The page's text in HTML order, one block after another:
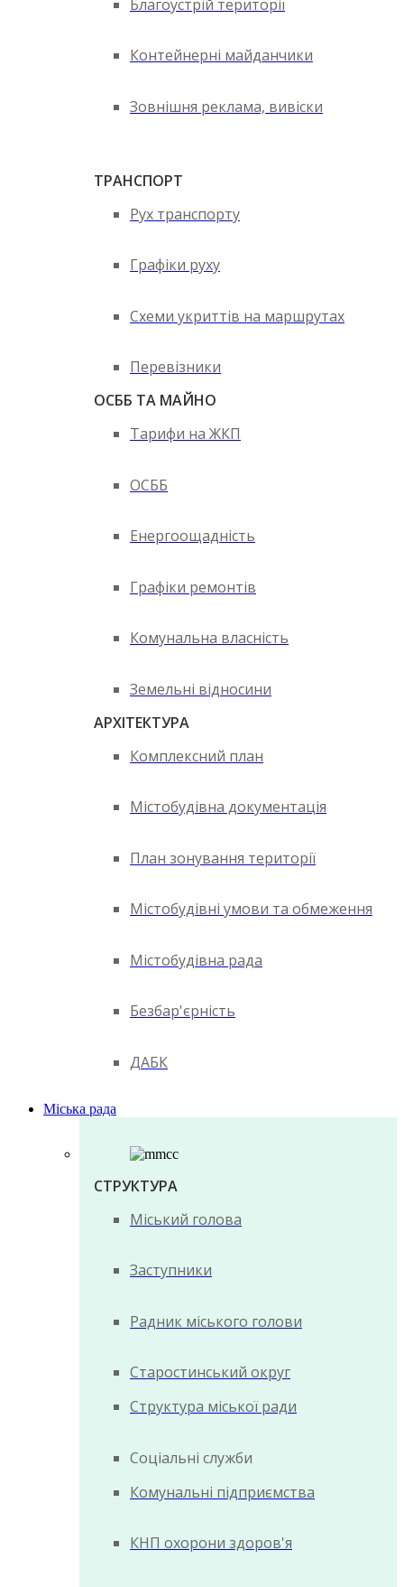
Благоустрій території
Контейнерні майданчики
Зовнішня реклама, вивіски
ТРАНСПОРТ
Рух транспорту
Графіки руху
Схеми укриттів на маршрутах
Перевізники
ОСББ ТА МАЙНО
Тарифи на ЖКП
ОСББ
Енергоощадність
Графіки ремонтів
Комунальна власність
Земельні відносини
АРХІТЕКТУРА
Комплексний план
Містобудівна документація
План зонування території
Містобудівні умови та обмеження
Містобудівна рада
Безбар'єрність
ДАБК
Міська рада
СТРУКТУРА
Міський голова
Заступники
Радник міського голови
Старостинський округ
Структура міської ради
Соціальні служби
Комунальні підприємства
КНП охорони здоров'я